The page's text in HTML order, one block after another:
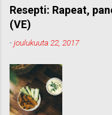
m
e
n
Resepti: Rapeat,
(VE)
-joulukuuta 22, 2017